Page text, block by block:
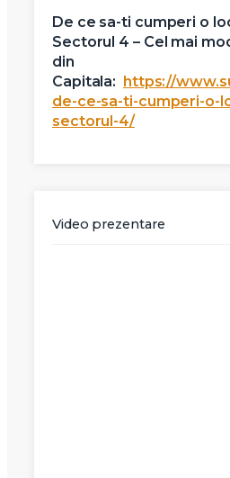
De ce sa-ti cumperi o
Sectorul 4 – Cel mai
din
Capitala:
https://
de-ce-sa-ti-cumperi-o-
sectorul-4/
Video prezentare